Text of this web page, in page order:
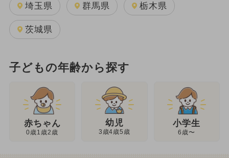
埼玉県 群馬県 栃木県
茨城県
子どもの年齢から探す
赤ちゃん
0歳1歳2歳
幼児
3歳4歳5歳
小学生
6歳〜